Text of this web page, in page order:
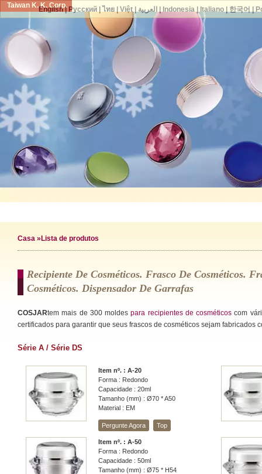
Taiwan K. K. Corp.
Casa »Lista de produtos
Recipiente De Cosméticos. Frasco De Cosméticos.
Cosméticos. Dispensador De Garrafas
COSJARtem mais de 300 moldespara recipientes de cosméticos com
certificados para garantir que seus frascos de cosméticos sejam fabricados
Série A / Série DS
Item nº. : A-20
Forma : Redondo
Capacidade : 20ml
Tamanho (mm) : Ø70 * A50
Material : EM
Pergunte Agora Top
Item nº. : A-50
Forma : Redondo
Capacidade : 50ml
Tamanho (mm) : Ø75 * H54
English| Русский| ไทย| Việt| العربية Indonesia| Italiano| 한국어